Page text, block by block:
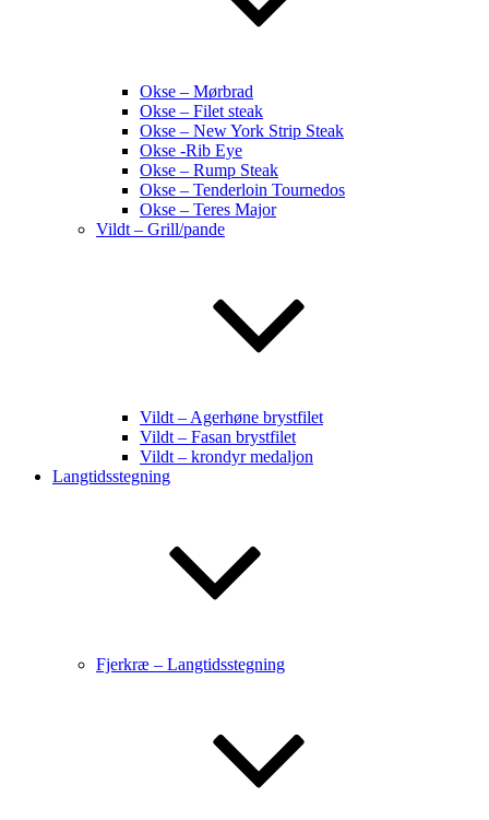
Okse – Mørbrad
Okse – Filet steak
Okse – New York Strip Steak
Okse -Rib Eye
Okse – Rump Steak
Okse – Tenderloin Tournedos
Okse – Teres Major
Vildt – Grill/pande
Vildt – Agerhøne brystfilet
Vildt – Fasan brystfilet
Vildt – krondyr medaljon
Langtidsstegning
Fjerkræ – Langtidsstegning